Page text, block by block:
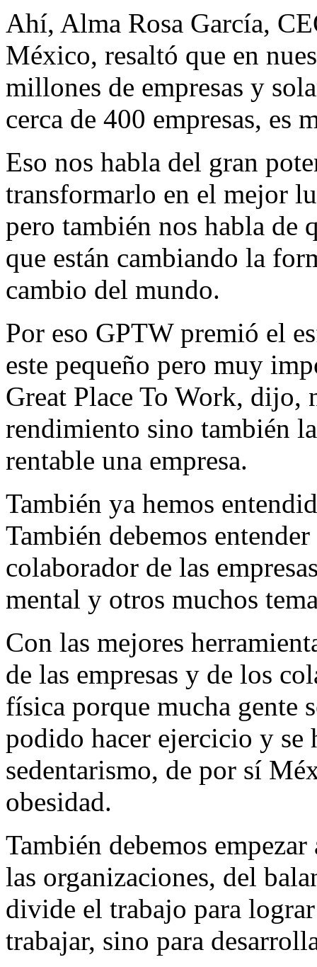
Ahí, Alma Rosa García,
México, resaltó que en
millones de empresas y
cerca de 400 empresas, es
Eso nos habla del gran
transformarlo en el mejor
pero también nos habla de
que están cambiando la
cambio del mundo.
Por eso GPTW premió el
este pequeño pero muy
Great Place To Work, dijo,
rendimiento sino también
rentable una empresa.
También ya hemos
También debemos
colaborador de las
mental y otros muchos
Con las mejores
de las empresas y de los
física porque mucha gente
podido hacer ejercicio y se
sedentarismo, de por sí
obesidad.
También debemos
las organizaciones, del
divide el trabajo para
trabajar, sino para